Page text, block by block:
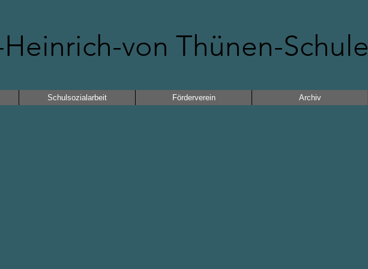
von Thünen-Schule
Schulsozialarbeit Förderverein Archiv